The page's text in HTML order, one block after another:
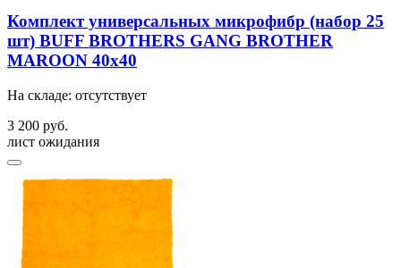
Комплект универсальных микрофибр (набор 25
шт) BUFF BROTHERS GANG BROTHER
MAROON 40x40
На складе: отсутствует
3 200 руб.
лист ожидания